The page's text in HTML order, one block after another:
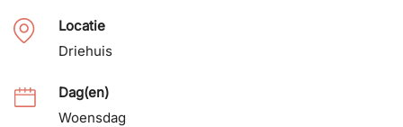
Locatie
Driehuis
Dag(en)
Woensdag